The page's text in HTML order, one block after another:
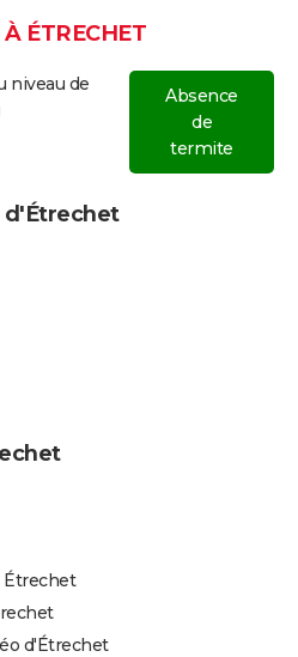
ÉTRECHET
niveau de
Absence
de
termite
d'Étrechet
Étrechet
d'Étrechet